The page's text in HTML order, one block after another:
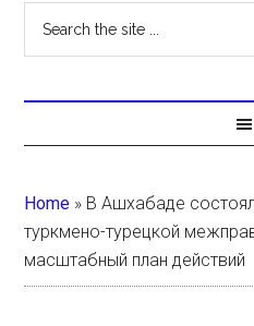
Home » В Ашхабаде
туркмено-турецкой
масштабный план действий